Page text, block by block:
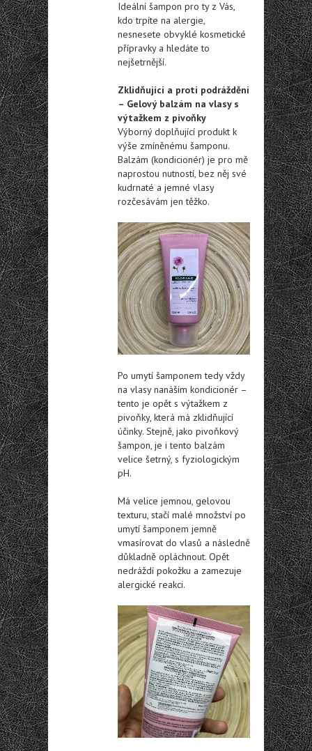
Ideální šampon pro ty z Vás,
kdo trpíte na alergie,
nesnesete obvyklé kosmetické
přípravky a hledáte to
nejšetrnější.
Zklidňující a proti podráždění
– Gelový balzám na vlasy s
výtažkem z pivoňky
Výborný doplňující produkt k
výše zmíněnému šamponu.
Balzám (kondicionér) je pro mě
naprostou nutností, bez něj své
kudrnaté a jemné vlasy
rozčesávám jen těžko.
Po umytí šamponem tedy vždy
na vlasy nanáším kondicionér –
tento je opět s výtažkem z
pivoňky, která má zklidňující
účinky. Stejně, jako pivoňkový
šampon, je i tento balzám
velice šetrný, s fyziologickým
pH.
Má velice jemnou, gelovou
texturu, stačí malé množství po
umytí šamponem jemně
vmasírovat do vlasů a následně
důkladně opláchnout. Opět
nedráždí pokožku a zamezuje
alergické reakci.